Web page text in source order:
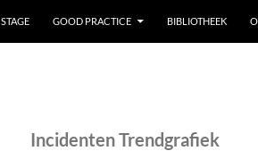
STAGE GOOD PRACTICE BIBLIOTHEEK
Incidenten Trendgrafiek